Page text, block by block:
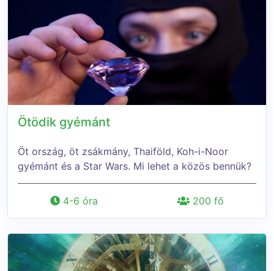
Ötödik gyémánt
Öt ország, öt zsákmány, Thaiföld, Koh-i-Noor
gyémánt és a Star Wars. Mi lehet a közös bennük?
4-6 óra 200 fő